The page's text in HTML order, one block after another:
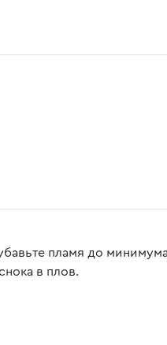
пламя до
в плов.